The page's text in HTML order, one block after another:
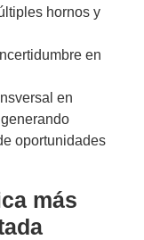
hornos y
en
en
oportunidades
más